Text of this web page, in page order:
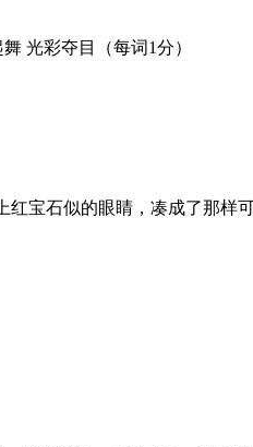
舞 光彩夺目（每词1分）
红宝石似的眼睛，凑成了那
）
）